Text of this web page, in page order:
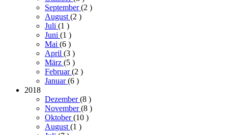
September(2 )
August(2 )
Juli (1 )
Juni (1 )
Mai (6 )
April (3 )
März (5 )
Februar(2 )
Januar(6 )
2018
Dezember(8 )
November(8 )
Oktober(10 )
August(1 )